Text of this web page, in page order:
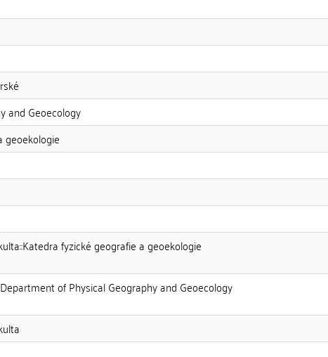
and Geoecology
geoekologie
fyzické geografie a geoekologie
of Physical Geography and Geoecology